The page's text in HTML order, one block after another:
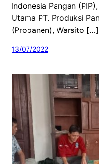
Indonesia Pangan
Utama PT. Produksi
(Propanen), Warsito […]
13/07/2022